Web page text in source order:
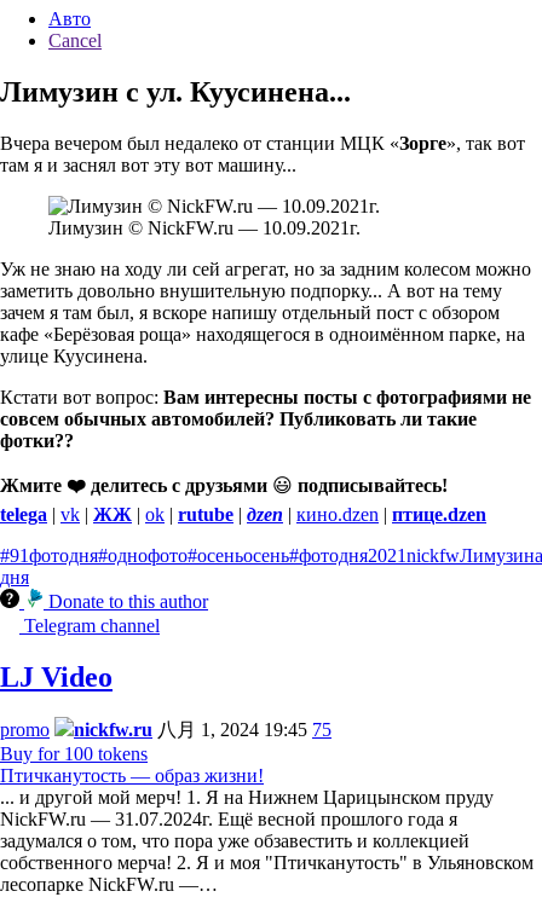
Авто
Cancel
Лимузин с ул. Куусинена...
Вчера вечером был недалеко от станции МЦК «Зорге», так вот
там я и заснял вот эту вот машину...
Лимузин © NickFW.ru — 10.09.2021г.
Уж не знаю на ходу ли сей агрегат, но за задним колесом можно
заметить довольно внушительную подпорку... А вот на тему
зачем я там был, я вскоре напишу отдельный пост с обзором
кафе «Берёзовая роща» находящегося в одноимённом парке, на
улице Куусинена.
Кстати вот вопрос: Вам интересны посты с фотографиями не
совсем обычных автомобилей? Публиковать ли такие
фотки??
Жмите ❤️ делитесь с друзьями 😃 подписывайтесь!
telega | vk | ЖЖ | ok | rutube | дzen | кино.dzen | птице.dzen
#91фотодня#однофото#осеньосень#фотодня2021nickfwЛимузин
дня
Donate to this author
Telegram channel
LJ Video
promo nickfw.ru 八月 1, 2024 19:45 75
Buy for 100 tokens
Птичканутость — образ жизни!
... и другой мой мерч! 1. Я на Нижнем Царицынском пруду
NickFW.ru — 31.07.2024г. Ещё весной прошлого года я
задумался о том, что пора уже обзавестить и коллекцией
собственного мерча! 2. Я и моя "Птичканутость" в Ульяновском
лесопарке NickFW.ru —…